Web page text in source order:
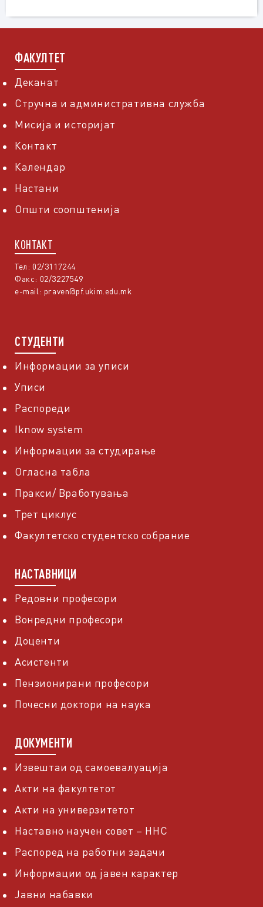
ФАКУЛТЕТ
Деканат
Стручна и административна служба
Мисија и историјат
Контакт
Календар
Настани
Општи соопштенија
КОНТАКТ
Тел: 02/3117244
Факс: 02/3227549
e-mail: praven@pf.ukim.edu.mk
СТУДЕНТИ
Информации за уписи
Уписи
Распореди
Iknow system
Информации за студирање
Огласна табла
Пракси/ Вработувања
Трет циклус
Факултетско студентско собрание
НАСТАВНИЦИ
Редовни професори
Вонредни професори
Доценти
Асистенти
Пензионирани професори
Почесни доктори на наука
ДОКУМЕНТИ
Извештаи од самоевалуација
Акти на факултетот
Акти на универзитетот
Наставно научен совет – ННС
Распоред на работни задачи
Информации од јавен карактер
Јавни набавки